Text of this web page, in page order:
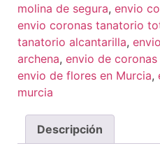
molina de segura, envio
envio coronas tanatorio
tanatorio alcantarilla,
archena, envio de
envio de flores en Murcia,
murcia
Descripción